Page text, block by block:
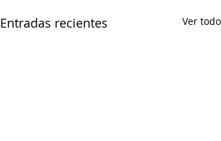
Entradas recientes Ver todo